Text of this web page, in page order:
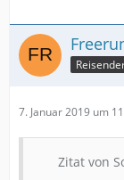
7. Januar 2019 um
Zitat von